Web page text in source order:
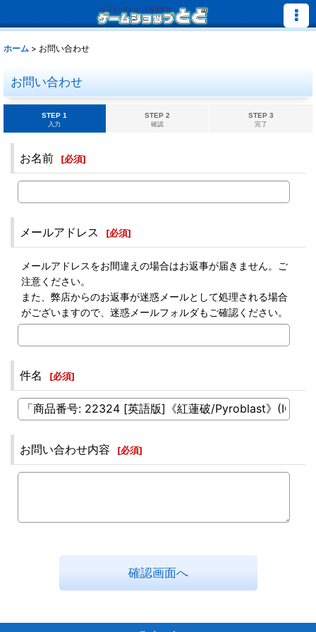
ホーム > お問い合わせ
お問い合わせ
STEP 1
入力
STEP 2
確認
STEP 3
完了
お名前 [必須]
メールアドレス [必須]
メールアドレスをお間違えの場合はお返事が届きません。ご
注意ください。
また、弊店からのお返事が迷惑メールとして処理される場合
がございますので、迷惑メールフォルダもご確認ください。
件名 [必須]
お問い合わせ内容 [必須]
確認画面へ